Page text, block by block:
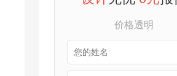
价格透明